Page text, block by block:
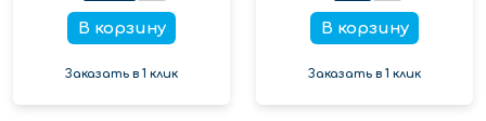
В корзину
Заказать в 1 клик
В корзину
Заказать в 1 клик